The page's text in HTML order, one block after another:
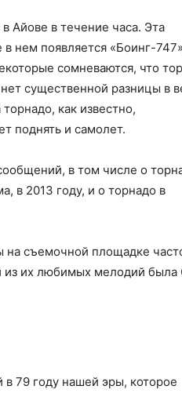
Айове в течение часа. Эта
нем появляется «Боинг-
сомневаются, что
существенной разницы в
как известно,
поднять и самолет.
в том числе о
в 2013 году, и о торнадо в
на съемочной площадке
из их любимых мелодий была
в 79 году нашей эры, которое